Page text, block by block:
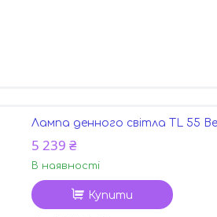
Лампа денного світла TL 55
5 239 ₴
В наявності
Купити